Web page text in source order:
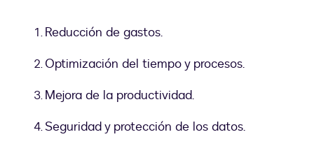
Reducción de gastos.
Optimización del tiempo y procesos.
Mejora de la productividad.
Seguridad y protección de los datos.